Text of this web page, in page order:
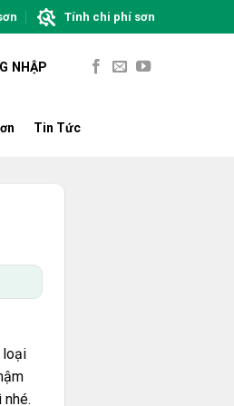
Tính chi phí sơn
NHẬP
Tin Tức
loại